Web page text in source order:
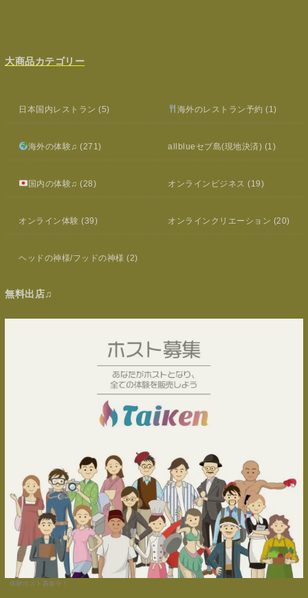
大商品カテゴリー
日本国内レストラン (5) 海外のレストラン予約 (1)
海外の体験♫ (271) allblueセブ島(現地決済) (1)
国内の体験♫ (28) オンラインビジネス (19)
オンライン体験 (39) オンラインクリエーション (20)
ヘッドの神様/フッドの神様 (2)
無料出店♫
体験ホスト募集中！